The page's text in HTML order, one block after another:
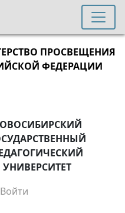
ПРОСВЕЩЕНИЯ
ФЕДЕРАЦИИ
УНИВЕРСИТЕТ
Войти